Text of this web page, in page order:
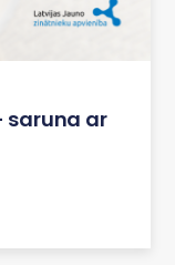
saruna ar